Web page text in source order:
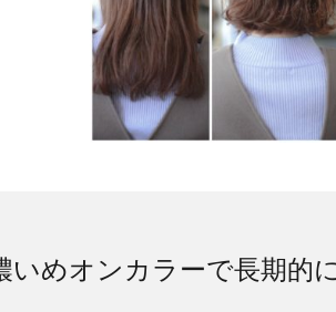
いめオンカラーで長期的